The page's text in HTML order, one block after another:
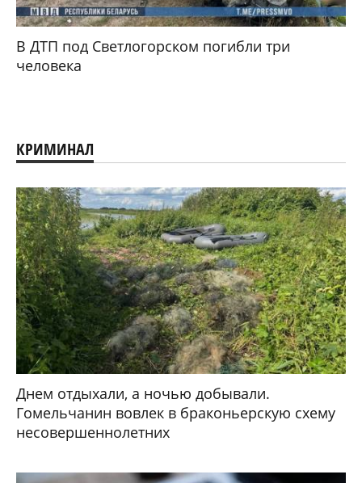
В ДТП под Светлогорском погибли три
человека
КРИМИНАЛ
Днем отдыхали, а ночью добывали.
Гомельчанин вовлек в браконьерскую схему
несовершеннолетних